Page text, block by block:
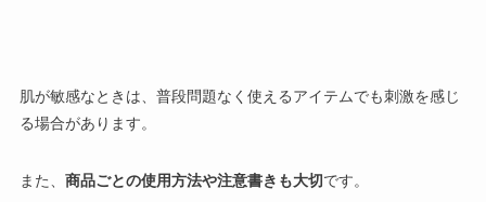
肌が敏感なときは、普段問題なく使えるアイテムでも刺激を感じ
る場合があります。
また、 商品ごとの使用方法や注意書きも大切です。